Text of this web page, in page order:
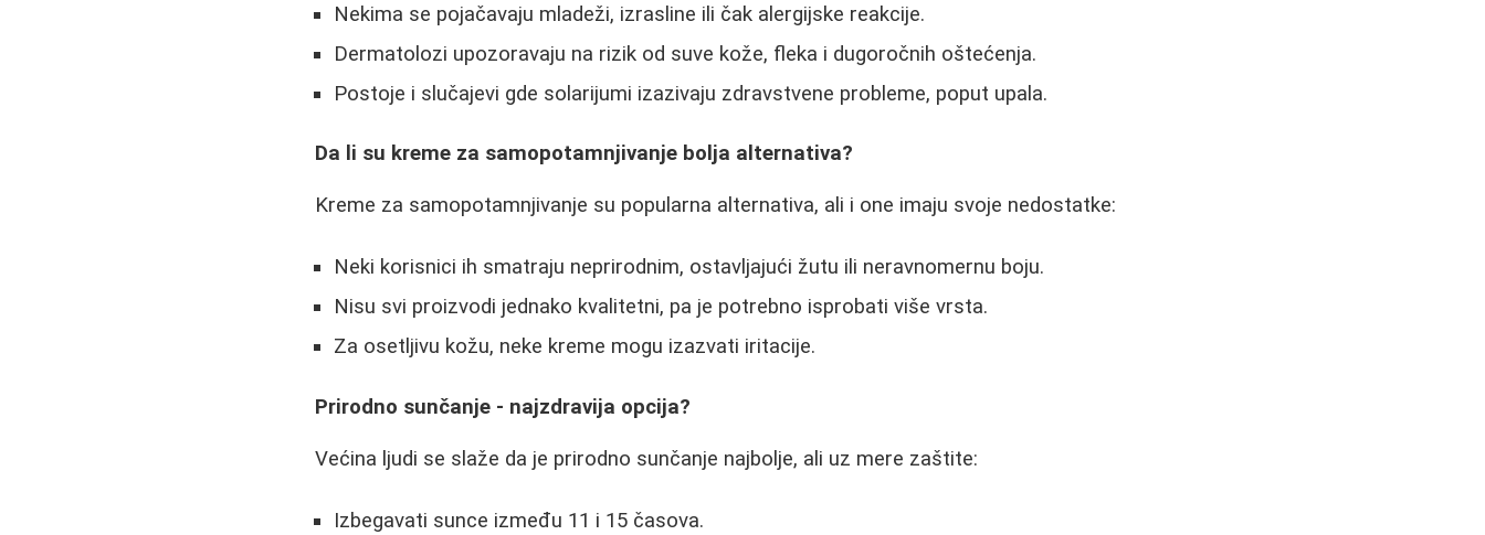
Nekima se pojačavaju mladeži, izrasline ili čak alergijske reakcije.
Dermatolozi upozoravaju na rizik od suve kože, fleka i dugoročnih oštećenja.
Postoje i slučajevi gde solarijumi izazivaju zdravstvene probleme, poput upala.
Da li su kreme za samopotamnjivanje bolja alternativa?
Kreme za samopotamnjivanje su popularna alternativa, ali i one imaju svoje nedostatke:
Neki korisnici ih smatraju neprirodnim, ostavljajući žutu ili neravnomernu boju.
Nisu svi proizvodi jednako kvalitetni, pa je potrebno isprobati više vrsta.
Za osetljivu kožu, neke kreme mogu izazvati iritacije.
Prirodno sunčanje - najzdravija opcija?
Većina ljudi se slaže da je prirodno sunčanje najbolje, ali uz mere zaštite:
Izbegavati sunce između 11 i 15 časova.